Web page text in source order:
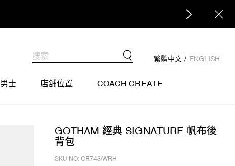
繁體中文 / ENGLISH
男士 店舖位置 COACH CREATE
GOTHAM 經典 SIGNATURE 帆布後
背包
SKU NO: CR743/WRH